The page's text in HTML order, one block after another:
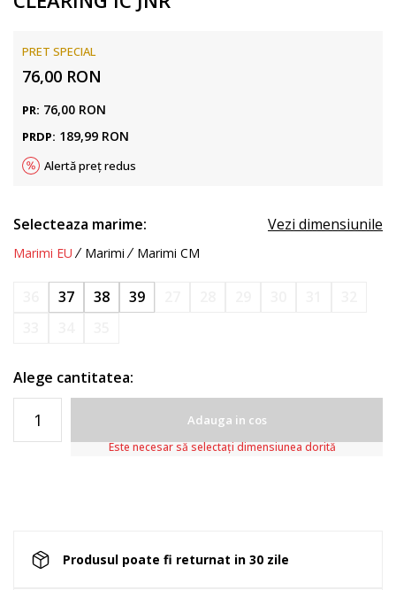
PRET SPECIAL
76,00 RON
PR: 76,00 RON
PRDP: 189,99 RON
Alertă preț redus
Selecteaza marime: Vezi dimensiunile
Marimi EU Marimi Marimi CM
37 38 39
Alege cantitatea:
Adauga in cos
Este necesar să selectați dimensiunea dorită
Produsul poate fi returnat in 30 zile